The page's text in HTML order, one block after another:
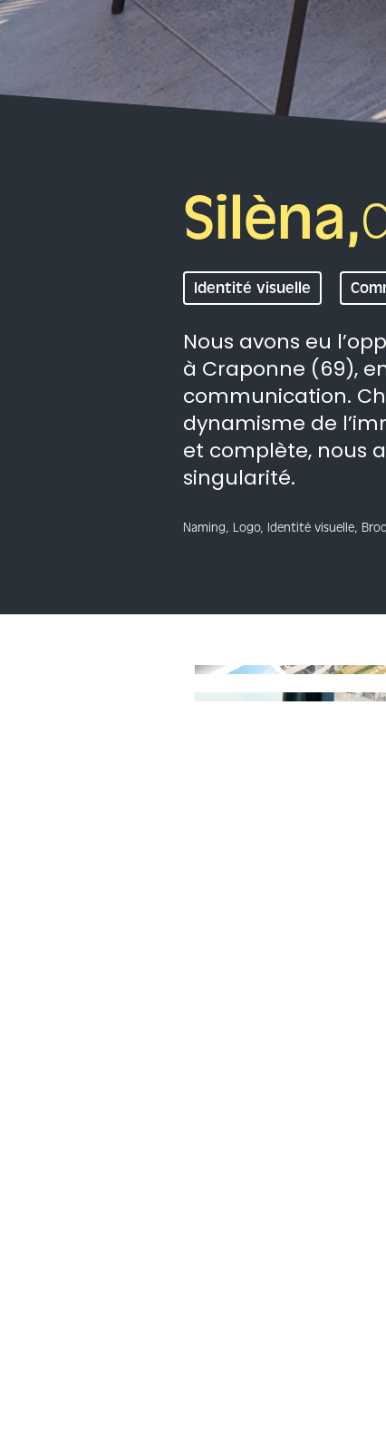
Silèna,
Identité visuelle
Nous avons eu
à Craponne (69),
communication.
dynamisme de
et complète, nous
singularité.
Naming, Logo, Identité visuelle,